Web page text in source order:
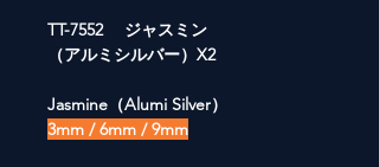
TT-7552 ジャスミン
（アルミシルバー）X2
Jasmine（Alumi Silver）
3mm / 6mm / 9mm